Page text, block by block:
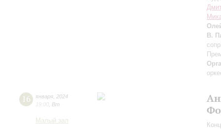
В.
16 января 2024
19:00 Вт
Малый зал